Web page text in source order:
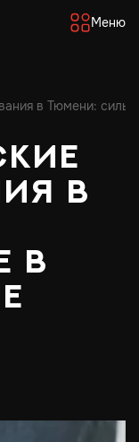
Меню
в Тюмени:
в
в